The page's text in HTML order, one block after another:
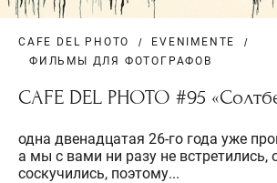
CAFE DEL PHOTO
EVENIMENTE
ФИЛЬМЫ ДЛЯ ФОТОГРАФОВ
CAFE DEL PHOTO #95
одна двенадцатая 26-го года уже
а мы с вами ни разу не встретились,
соскучились, поэтому...